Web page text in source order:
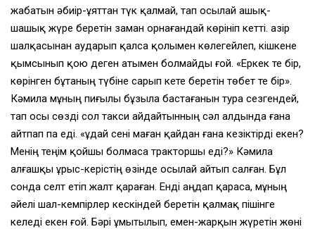
жабатын әбиiр-ұяттан түк қалмай, тап осылай ашық-
шашық жүре беретiн заман орнағандай көрiнiп кеттi. Қазiр
шалқасынан аударып қалса қолымен көлегейлеп, кiшкене
қымсынып қою деген атымен болмайды ғой. «Еркек те бiр,
көрiнген бұтаның түбiне сарып кете беретiн төбет те бiр».
Кәмила мұның пиғылы бұзыла бастағанын тура сезгендей,
тап осы сөздi сол такси айдайтынның сәл алдында ғана
айтпап па едi. «Құдай сенi маған қайдан ғана кезiктiрдi екен?
Менiң теңiм қойшы болмаса тракторшы едi?» Кәмила
алғашқы ұрыс-керiстiң өзiнде осылай айтып салған. Бұл
сонда селт етiп жалт қараған. Ендi аңдап қараса, мұның
әйелi шал-кемпiрлер кескiндей беретiн қалмақ пiшiнге
келедi екен ғой. Бәрi ұмытылып, емен-жарқын жүретiн жөнi